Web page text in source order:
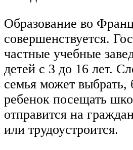
Образование во
совершенствуется.
частные учебные
детей с 3 до 16 лет.
семья может выбрать,
ребенок посещать
отправится на
или трудоустроится.